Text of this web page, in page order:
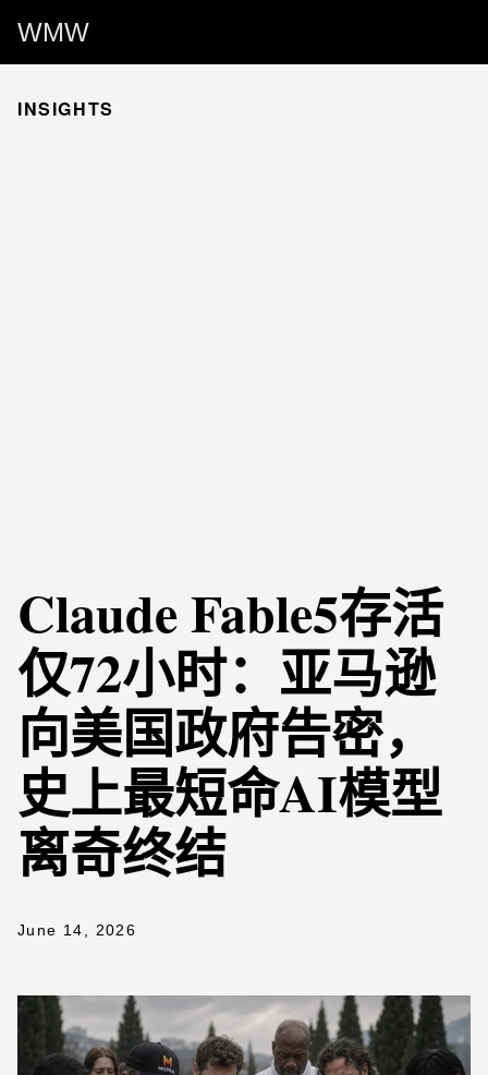
WMW
INSIGHTS
Claude Fable5存活
仅72小时：亚马逊
向美国政府告密，
史上最短命AI模型
离奇终结
June 14, 2026